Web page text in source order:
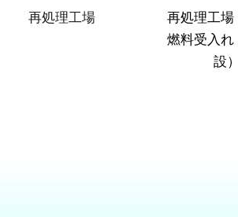
再処理工場
再処理工場
燃料受入れ
設